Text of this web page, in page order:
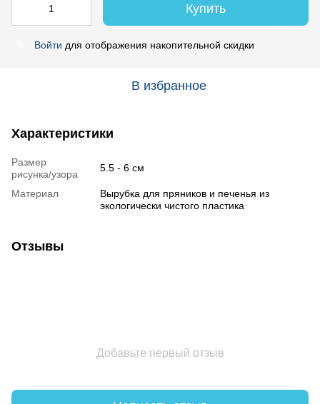
Купить
Войти для отображения накопительной скидки
В избранное
Характеристики
Размер
рисунка/узора
5.5 - 6 см
Материал
Вырубка для пряников и печенья из
экологически чистого пластика
Отзывы
Добавьте первый отзыв